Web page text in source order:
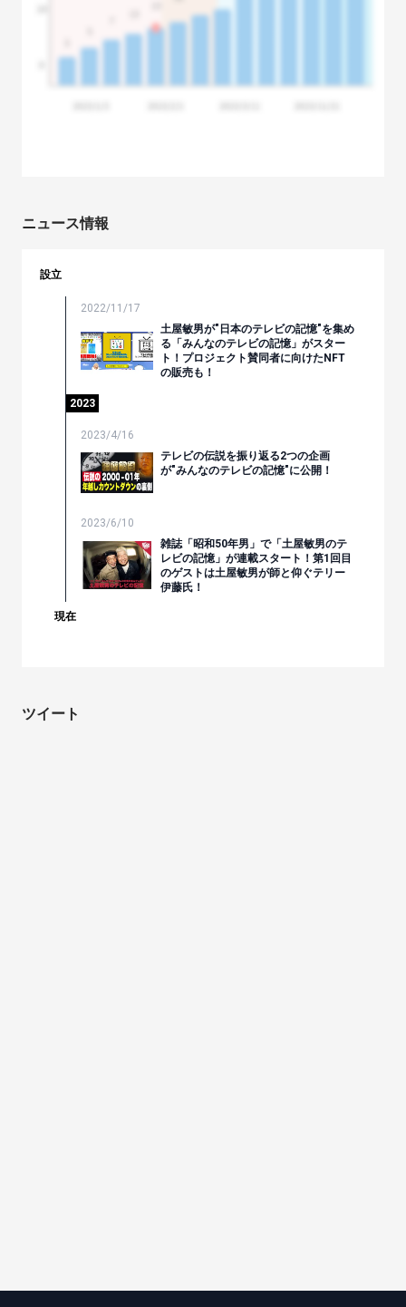
ニュース情報
設立
2022/11/17
土屋敏男が"日本のテレビの記憶"を集め
る「みんなのテレビの記憶」がスター
ト！プロジェクト賛同者に向けたNFT
の販売も！
2023
2023/4/16
テレビの伝説を振り返る2つの企画
が"みんなのテレビの記憶"に公開！
2023/6/10
雑誌「昭和50年男」で「土屋敏男のテ
レビの記憶」が連載スタート！第1回目
のゲストは土屋敏男が師と仰ぐテリー
伊藤氏！
現在
ツイート